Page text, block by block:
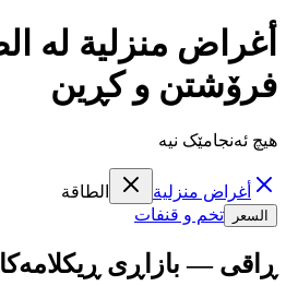
أغراض منزلية لە
فرۆشتن و کڕین
هیچ ئەنجامێک نیە
أغراض منزلية الطاقة
السعر تخم و قنفات
ڕاقی — بازاڕی